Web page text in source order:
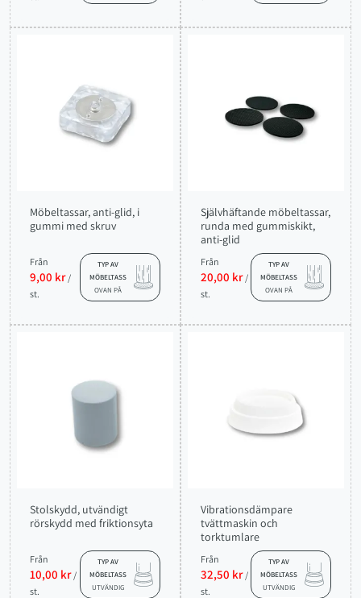
Möbeltassar, anti-glid, i
gummi med skruv
Från
9,00 kr /
st.
TYP AV
MÖBELTASS
OVAN PÅ
Självhäftande möbeltassar,
runda med gummiskikt,
anti-glid
Från
20,00 kr /
st.
TYP AV
MÖBELTASS
OVAN PÅ
Stolskydd, utvändigt
rörskydd med friktionsyta
Från
10,00 kr /
st.
TYP AV
MÖBELTASS
UTVÄNDIG
Vibrationsdämpare
tvättmaskin och
torktumlare
Från
32,50 kr /
st.
TYP AV
MÖBELTASS
UTVÄNDIG